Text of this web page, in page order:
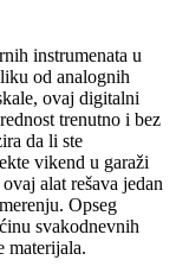
instrumenata u
od analognih
ovaj digitalni
trenutno i bez
da li ste
vikend u garaži
alat rešava jedan
Opseg
svakodnevnih
materijala.